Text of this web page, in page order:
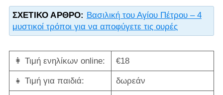
ΣΧΕΤΙΚΌ ΆΡΘΡΟ: Βασιλική του Αγίου Πέτρου – 4
μυστικοί τρόποι για να αποφύγετε τις ουρές
👩‍ Τιμή ενηλίκων online: €18
👧 Τιμή για παιδιά: δωρεάν